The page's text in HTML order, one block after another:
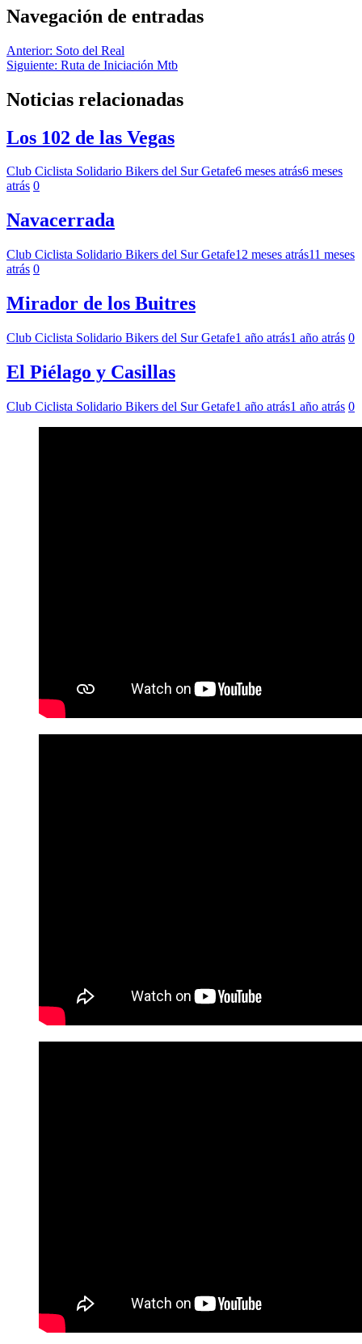
Navegación de entradas
Anterior: Soto del Real
Siguiente: Ruta de Iniciación Mtb
Noticias relacionadas
Los 102 de las Vegas
Club Ciclista Solidario Bikers del Sur Getafe6 meses atrás6 meses
atrás 0
Navacerrada
Club Ciclista Solidario Bikers del Sur Getafe12 meses atrás11 meses
atrás 0
Mirador de los Buitres
Club Ciclista Solidario Bikers del Sur Getafe1 año atrás1 año atrás 0
El Piélago y Casillas
Club Ciclista Solidario Bikers del Sur Getafe1 año atrás1 año atrás 0